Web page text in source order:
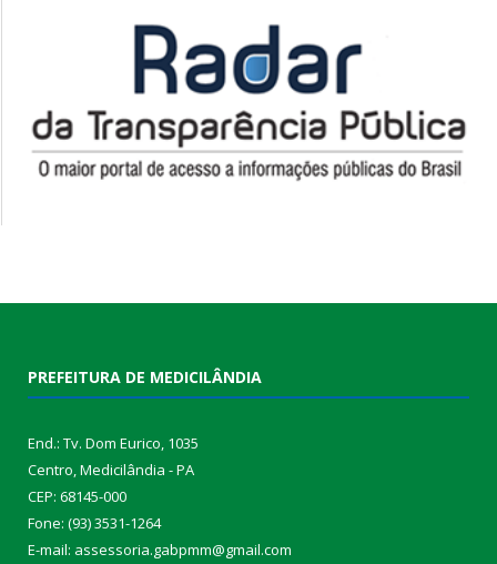
PREFEITURA DE MEDICILÂNDIA
End.: Tv. Dom Eurico, 1035
Centro, Medicilândia - PA
CEP: 68145-000
Fone: (93) 3531-1264
E-mail: assessoria.gabpmm@gmail.com